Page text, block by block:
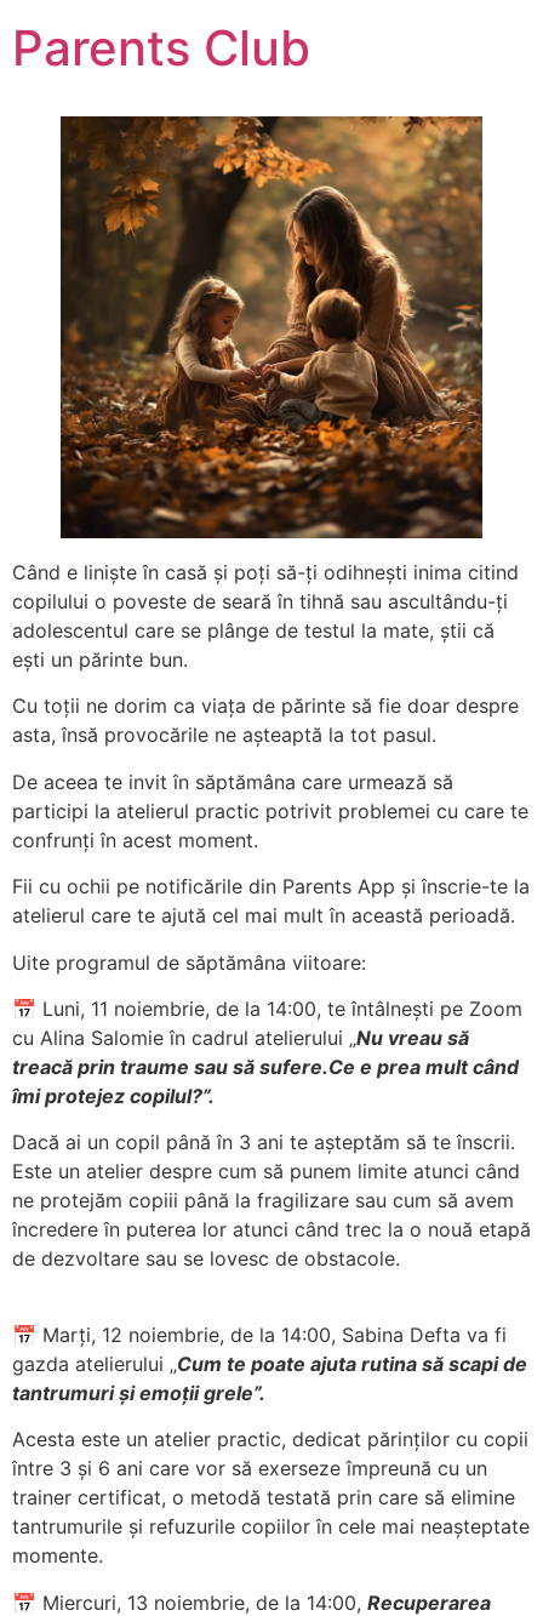
Parents Club
Când e liniște în casă și poți să-ți odihnești inima citind
copilului o poveste de seară în tihnă sau ascultându-ți
adolescentul care se plânge de testul la mate, știi că
ești un părinte bun.
Cu toții ne dorim ca viața de părinte să fie doar despre
asta, însă provocările ne așteaptă la tot pasul.
De aceea te invit în săptămâna care urmează să
participi la atelierul practic potrivit problemei cu care te
confrunți în acest moment.
Fii cu ochii pe notificările din Parents App și înscrie-te la
atelierul care te ajută cel mai mult în această perioadă.
Uite programul de săptămâna viitoare:
📅 Luni, 11 noiembrie, de la 14:00, te întâlnești pe Zoom
cu Alina Salomie în cadrul atelierului „Nu vreau să
treacă prin traume sau să sufere.Ce e prea mult când
îmi protejez copilul?”.
Dacă ai un copil până în 3 ani te așteptăm să te înscrii.
Este un atelier despre cum să punem limite atunci când
ne protejăm copiii până la fragilizare sau cum să avem
încredere în puterea lor atunci când trec la o nouă etapă
de dezvoltare sau se lovesc de obstacole.
📅 Marți, 12 noiembrie, de la 14:00, Sabina Defta va fi
gazda atelierului „Cum te poate ajuta rutina să scapi de
tantrumuri și emoții grele”.
Acesta este un atelier practic, dedicat părinților cu copii
între 3 și 6 ani care vor să exerseze împreună cu un
trainer certificat, o metodă testată prin care să elimine
tantrumurile și refuzurile copiilor în cele mai neașteptate
momente.
📅 Miercuri, 13 noiembrie, de la 14:00, Recuperarea